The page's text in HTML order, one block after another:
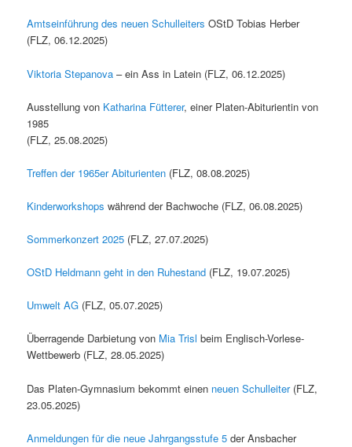
Amtseinführung des neuen Schulleiters OStD Tobias Herber
(FLZ, 06.12.2025)
Viktoria Stepanova – ein Ass in Latein (FLZ, 06.12.2025)
Ausstellung von Katharina Fütterer, einer Platen-Abiturientin von
1985
(FLZ, 25.08.2025)
Treffen der 1965er Abiturienten (FLZ, 08.08.2025)
Kinderworkshops während der Bachwoche (FLZ, 06.08.2025)
Sommerkonzert 2025 (FLZ, 27.07.2025)
OStD Heldmann geht in den Ruhestand (FLZ, 19.07.2025)
Umwelt AG (FLZ, 05.07.2025)
Überragende Darbietung von Mia Trislbeim Englisch-Vorlese-
Wettbewerb (FLZ, 28.05.2025)
Das Platen-Gymnasium bekommt einen neuen Schulleiter(FLZ,
23.05.2025)
Anmeldungen für die neue Jahrgangsstufe 5 der Ansbacher